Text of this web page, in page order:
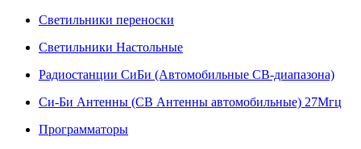
Светильники переноски
Светильники Настольные
Радиостанции СиБи (Автомобильные СВ-диапазона)
Си-Би Антенны (СВ Антенны автомобильные) 27Мгц
Программаторы